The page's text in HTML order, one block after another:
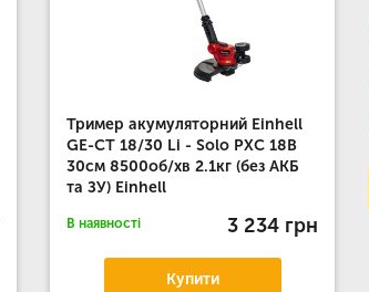
Тример акумуляторний Einhell
GE-CT 18/30 Li - Solo PXC 18В
30см 8500об/хв 2.1кг (без АКБ
та ЗУ) Einhell
В наявності 3 234 грн
Купити